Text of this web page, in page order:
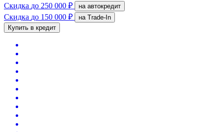
Скидка до 250 000 ₽ на автокредит
Скидка до 150 000 ₽
на Trade-In
Купить в кредит